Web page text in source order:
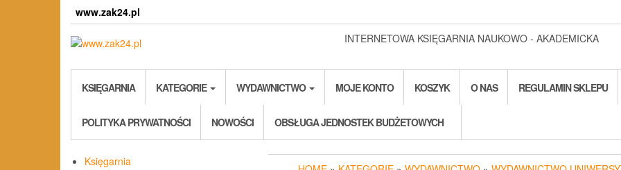
www.zak24.pl
INTERNETOWA KSIĘGARNIA NAUKOWO - AKADEMICKA
KSIĘGARNIA KATEGORIE WYDAWNICTWO MOJE KONTO KOSZYK O NAS REGULAMIN SKLEPU
POLITYKA PRYWATNOŚCI NOWOŚCI OBSŁUGA JEDNOSTEK BUDŻETOWYCH
Księgarnia